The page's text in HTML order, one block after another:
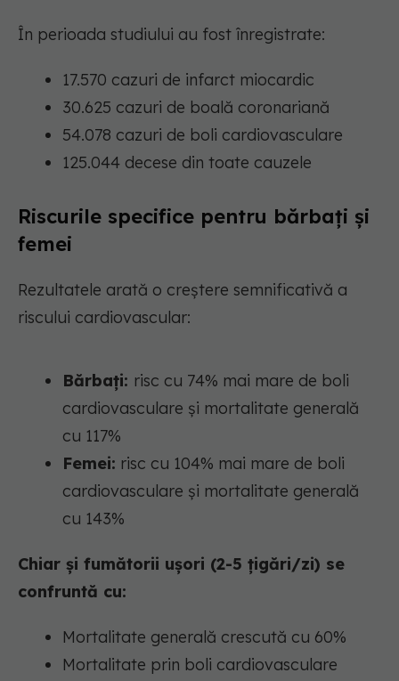
În perioada studiului au fost înregistrate:
17.570 cazuri de infarct miocardic
30.625 cazuri de boală coronariană
54.078 cazuri de boli cardiovasculare
125.044 decese din toate cauzele
Riscurile specifice pentru bărbați și
femei
Rezultatele arată o creștere semnificativă a
riscului cardiovascular:
Bărbați: risc cu 74% mai mare de boli
cardiovasculare și mortalitate generală
cu 117%
Femei: risc cu 104% mai mare de boli
cardiovasculare și mortalitate generală
cu 143%
Chiar și fumătorii ușori (2-5 țigări/zi) se
confruntă cu:
Mortalitate generală crescută cu 60%
Mortalitate prin boli cardiovasculare